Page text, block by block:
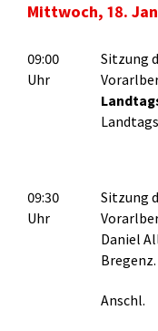
Mittwoch, 18.
09:00
Uhr
Sitzung
09:30
Uhr
Sitzung
Daniel
Bregenz.
Anschl.